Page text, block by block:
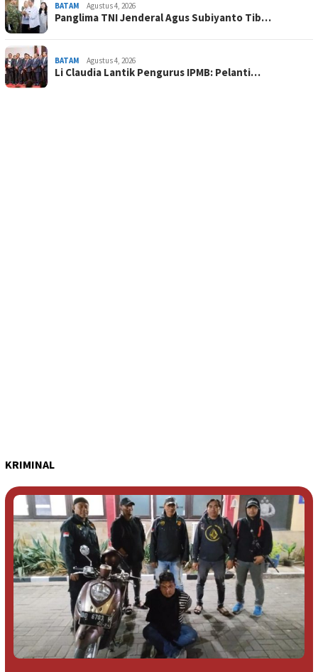
BATAM Agustus 4, 2026
Panglima TNI Jenderal Agus Subiyanto Tib…
BATAM Agustus 4, 2026
Li Claudia Lantik Pengurus IPMB: Pelanti…
KRIMINAL